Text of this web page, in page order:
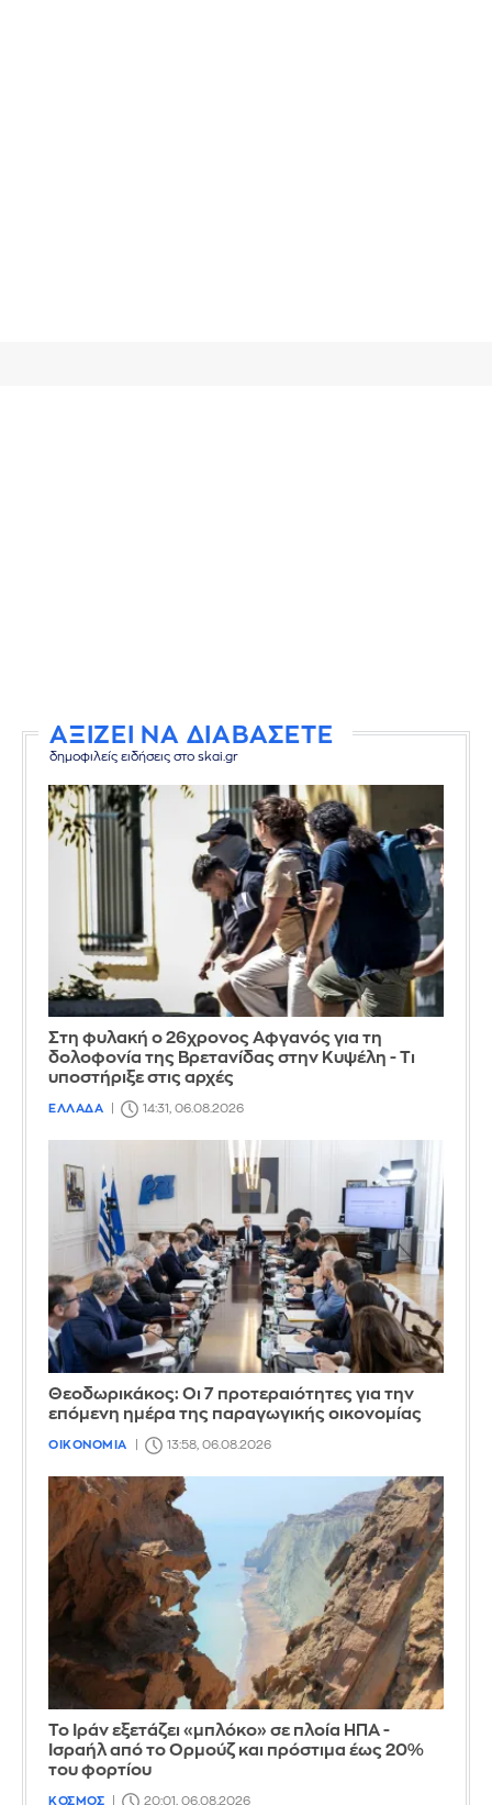
ΑΞΙΖΕΙ ΝΑ ΔΙΑΒΑΣΕΤΕ
δημοφιλείς ειδήσεις στο skai.gr
Στη φυλακή ο 26χρονος Αφγανός για τη
δολοφονία της Βρετανίδας στην Κυψέλη - Τι
υποστήριξε στις αρχές
ΕΛΛΑΔΑ 14:31, 06.08.2026
Θεοδωρικάκος: Οι 7 προτεραιότητες για την
επόμενη ημέρα της παραγωγικής οικονομίας
ΟΙΚΟΝΟΜΙΑ 13:58, 06.08.2026
Το Ιράν εξετάζει «μπλόκο» σε πλοία ΗΠΑ -
Ισραήλ από το Ορμούζ και πρόστιμα έως 20%
του φορτίου
ΚΟΣΜΟΣ 20:01, 06.08.2026